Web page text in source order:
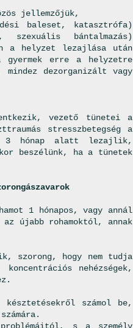
jellemzőjük,
baleset, katasztrófa)
bántalmazás)
a helyzet lezajlása után
gyermek erre a helyzetre
dezorganizált vagy
vezető tünetei a
stresszbetegség a
3 hónap alatt lezajlik,
beszélünk, ha a tünetek
1 hónapos, vagy annál
újabb rohamoktól, annak
szorong, hogy nem tudja
nehézségek,
számol be,